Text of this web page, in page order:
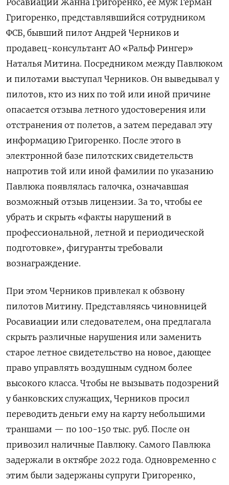
Росавиации Жанна Григоренко, ее муж Герман
Григоренко, представлявшийся сотрудником
ФСБ, бывший пилот Андрей Черников и
продавец-консультант АО «Ральф Рингер»
Наталья Митина. Посредником между Павлюком
и пилотами выступал Черников. Он выведывал у
пилотов, кто из них по той или иной причине
опасается отзыва летного удостоверения или
отстранения от полетов, а затем передавал эту
информацию Григоренко. После этого в
электронной базе пилотских свидетельств
напротив той или иной фамилии по указанию
Павлюка появлялась галочка, означавшая
возможный отзыв лицензии. За то, чтобы ее
убрать и скрыть «факты нарушений в
профессиональной, летной и периодической
подготовке», фигуранты требовали
вознаграждение.
При этом Черников привлекал к обзвону
пилотов Митину. Представляясь чиновницей
Росавиации или следователем, она предлагала
скрыть различные нарушения или заменить
старое летное свидетельство на новое, дающее
право управлять воздушным судном более
высокого класса. Чтобы не вызывать подозрений
у банковских служащих, Черников просил
переводить деньги ему на карту небольшими
траншами — по 100-150 тыс. руб. После он
привозил наличные Павлюку. Самого Павлюка
задержали в октябре 2022 года. Одновременно с
этим были задержаны супруги Григоренко,